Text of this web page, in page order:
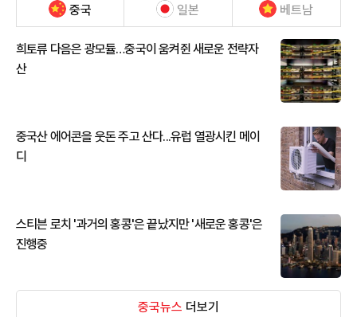
중국 일본 베트남
희토류 다음은 광모듈…중국이 움켜쥔 새로운 전략자
산
중국산 에어콘을 웃돈 주고 산다...유럽 열광시킨 메이
디
스티븐 로치 '과거의 홍콩'은 끝났지만 '새로운 홍콩'은
진행중
중국뉴스 더보기